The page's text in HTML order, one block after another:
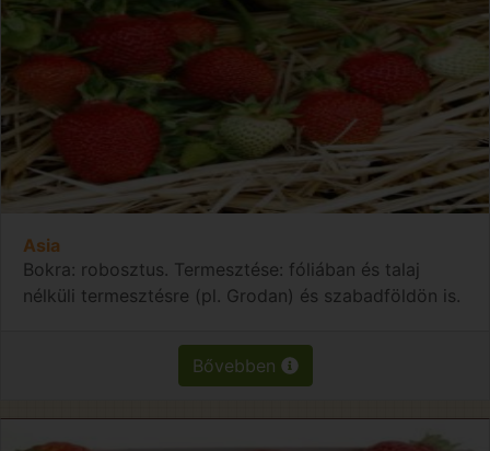
Asia
Bokra: robosztus. Termesztése: fóliában és talaj
nélküli termesztésre (pl. Grodan) és szabadföldön is.
Bővebben